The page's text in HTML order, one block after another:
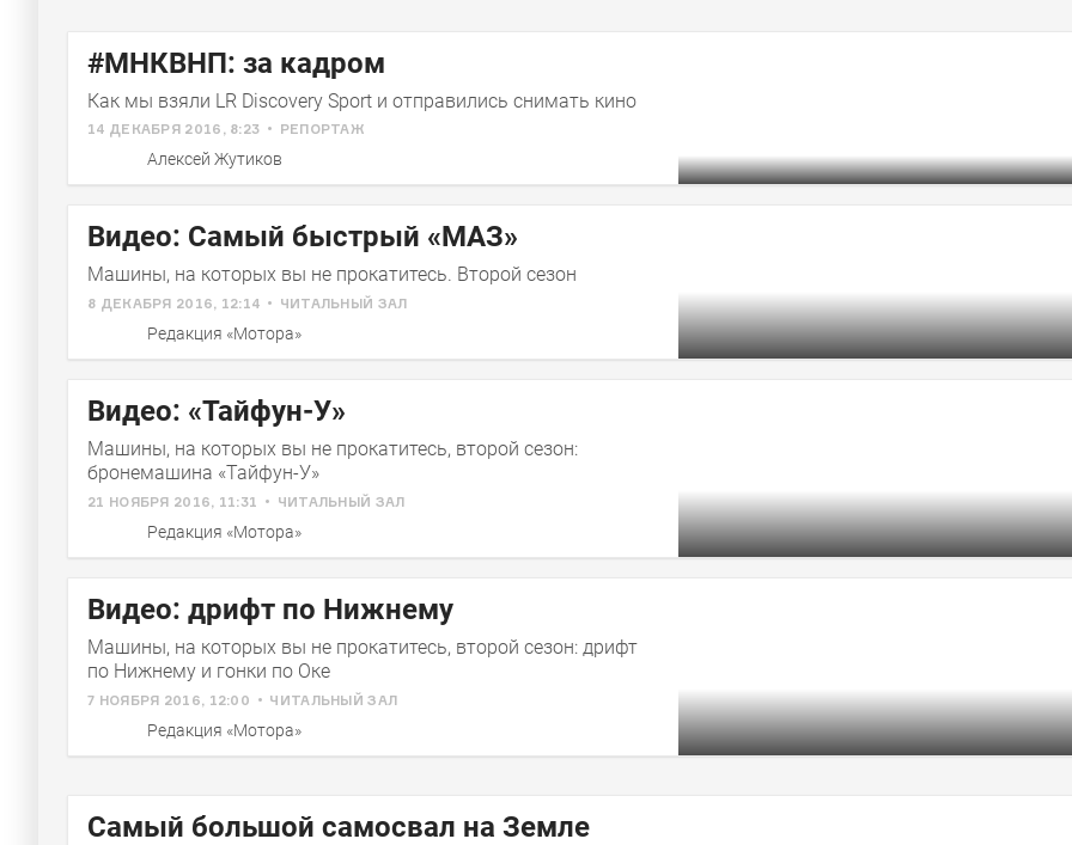
#МНКВНП: за кадром
Как мы взяли LR Discovery Sport и отправились снимать кино
14 ДЕКАБРЯ 2016, 8:23 РЕПОРТАЖ
Алексей Жутиков
Видео: Самый быстрый «МАЗ»
Машины, на которых вы не прокатитесь. Второй сезон
8 ДЕКАБРЯ 2016, 12:14 ЧИТАЛЬНЫЙ ЗАЛ
Редакция «Мотора»
Видео: «Тайфун-У»
Машины, на которых вы не прокатитесь, второй сезон:
бронемашина «Тайфун-У»
21 НОЯБРЯ 2016, 11:31 ЧИТАЛЬНЫЙ ЗАЛ
Редакция «Мотора»
Видео: дрифт по Нижнему
Машины, на которых вы не прокатитесь, второй сезон: дрифт
по Нижнему и гонки по Оке
7 НОЯБРЯ 2016, 12:00 ЧИТАЛЬНЫЙ ЗАЛ
Редакция «Мотора»
Самый большой самосвал на Земле